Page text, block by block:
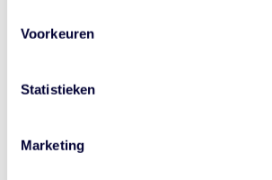
Voorkeuren
Statistieken
Marketing
bezig. “Wij hebben het daar niet over.
succesvol, en we gaan vol vertrouwen
wedstrijden.”
Nederland versloeg het fysieke Benin